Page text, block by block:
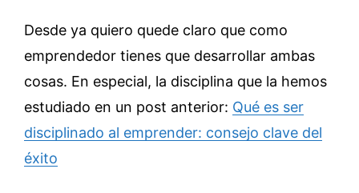
Desde ya quiero quede claro que como
emprendedor tienes que desarrollar ambas
cosas. En especial, la disciplina que la hemos
estudiado en un post anterior: Qué es ser
disciplinado al emprender: consejo clave del
éxito